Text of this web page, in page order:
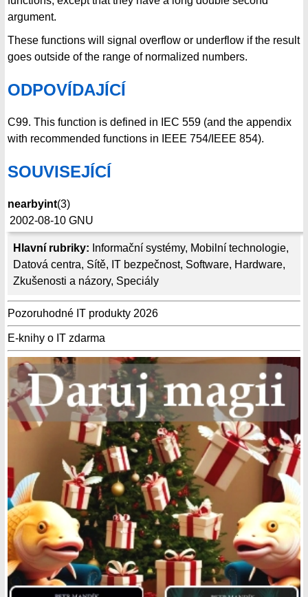
Hlavní rubriky: Informační systémy, Mobilní technologie,
Datová centra, Sítě, IT bezpečnost, Software, Hardware,
Zkušenosti a názory, Speciály
Pozoruhodné IT produkty 2026
E-knihy o IT zdarma
argument.
These functions will signal overflow or underflow if the result
goes outside of the range of normalized numbers.
ODPOVÍDAJÍCÍ
C99. This function is defined in IEC 559 (and the appendix
with recommended functions in IEEE 754/IEEE 854).
SOUVISEJÍCÍ
nearbyint(3)
2002-08-10 GNU